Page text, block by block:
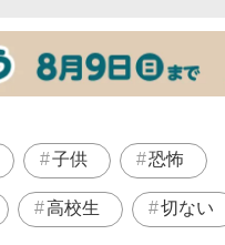
子供 恐怖
高校生 切ない